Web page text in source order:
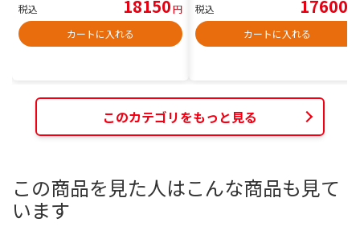
税込 18150円
カートに入れる
税込 17600
カートに入れる
このカテゴリをもっと見る
この商品を見た人はこんな商品も見て
います